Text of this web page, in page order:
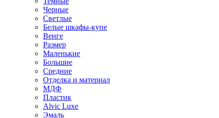
Черные
Светлые
Белые шкафы-купе
Венге
Размер
Маленькие
Большие
Средние
Отделка и материал
МДФ
Пластик
Alvic Luxe
Эмаль